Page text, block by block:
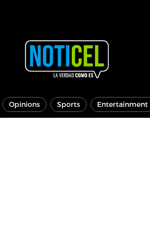
Opinions Sports Entertainment